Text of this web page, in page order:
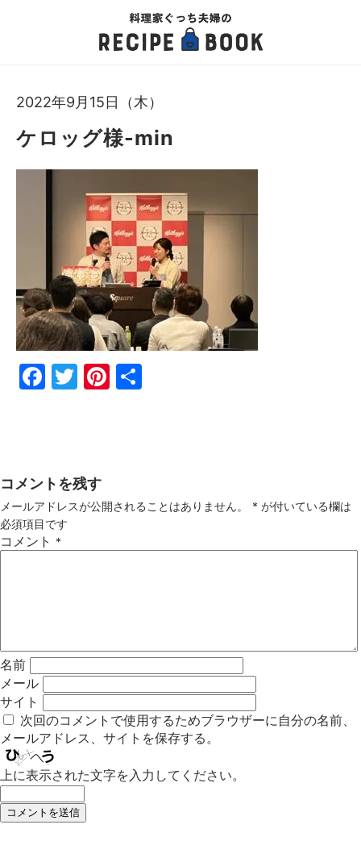
2022年9月15日（木）
ケロッグ様-min
Fac
Twi
Pin
コメントを残す
メールアドレスが公開されることはありません。 * が付いている欄は
必須項目です
コメント *
名前
メール
サイト
次回のコメントで使用するためブラウザーに自分の名前、
メールアドレス、サイトを保存する。
上に表示された文字を入力してください。